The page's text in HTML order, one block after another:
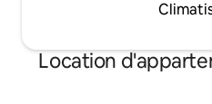
Location